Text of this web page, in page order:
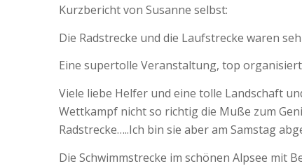
Kurzbericht von Susanne selbst:
Die Radstrecke und die Laufstrecke waren
Eine supertolle Veranstaltung, top
Viele liebe Helfer und eine tolle Landschaft
Wettkampf nicht so richtig die Muße zum
Radstrecke…..Ich bin sie aber am Samstag
Die Schwimmstrecke im schönen Alpsee mit